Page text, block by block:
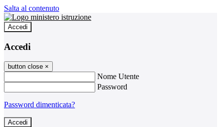
Salta al contenuto
Accedi
Accedi
button close ×
Nome Utente
Password
Password dimenticata?